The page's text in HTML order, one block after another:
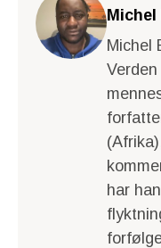
Michel
Michel
har